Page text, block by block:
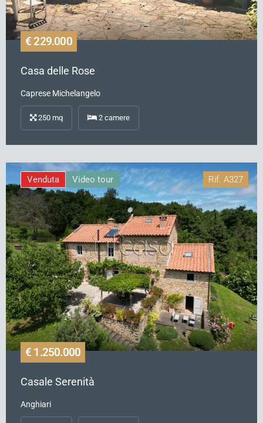
€ 229.000
Casa delle Rose
Caprese Michelangelo
250 mq 2 camere
Venduta Video tour Rif. A327
€ 1.250.000
Casale Serenità
Anghiari